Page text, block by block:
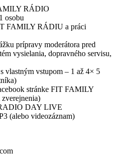
RÁDIO
osobu
FAMILY RÁDIU a práci
prípravy moderátora pred
vysielania, dopravného servisu,
vlastným vstupom – 1 až 4× 5
stránke FIT FAMILY
DAY LIVE
(alebo videozáznam)